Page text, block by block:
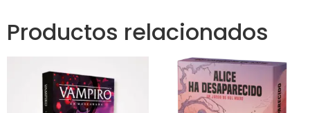
Productos relacionados